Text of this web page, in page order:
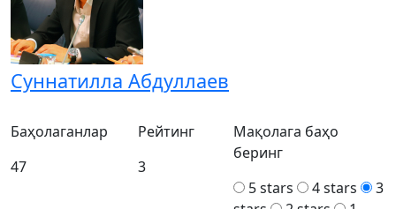
Суннатилла Абдуллаев
Баҳолаганлар
47
Рейтинг
3
Мақолага баҳо
беринг
5 stars
4 stars
3